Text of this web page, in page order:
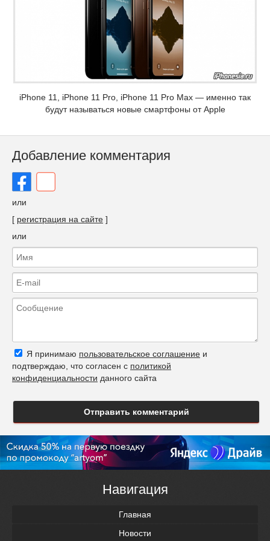
iPhone 11, iPhone 11 Pro, iPhone 11 Pro Max — именно так
будут называться новые смартфоны от Apple
Добавление комментария
или
[ регистрация на сайте ]
или
Я принимаю пользовательское соглашение и
подтверждаю, что согласен с политикой
конфиденциальности данного сайта
Отправить комментарий
Навигация
Главная
Новости